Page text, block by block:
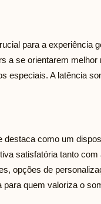
para a experiência
a se orientarem
especiais. A latência
destaca como um
satisfatória tanto
opções de
quem valoriza o